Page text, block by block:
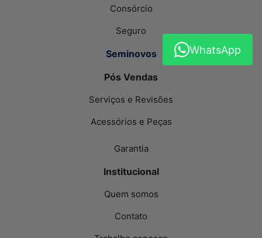
Consórcio
Seguro
Seminovos
Pós Vendas
Serviços e Revisões
Acessórios e Peças
Garantia
Institucional
Quem somos
Contato
WhatsApp